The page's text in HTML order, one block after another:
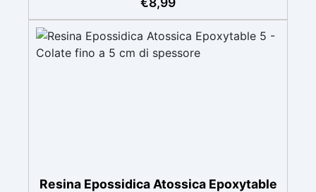
formula anti-bolle per risultati impeccabili,
Certificata Atossica post catalisi per contatto
con la pelle, BPA free e VoC Free
Resina Epossidica Atossica Epoxytable